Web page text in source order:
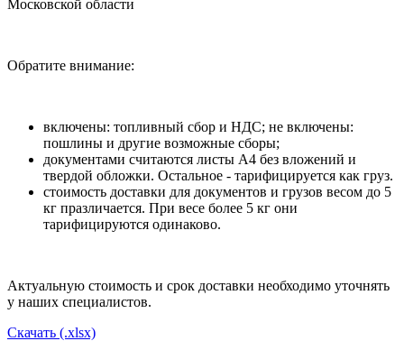
Московской области
Обратите внимание:
включены: топливный сбор и НДС; не включены:
пошлины и другие возможные сборы;
документами считаются листы А4 без вложений и
твердой обложки. Остальное - тарифицируется как груз.
стоимость доставки для документов и грузов весом до 5
кг празличается. При весе более 5 кг они
тарифицируются одинаково.
Актуальную стоимость и срок доставки необходимо уточнять
у наших специалистов.
Скачать (.xlsx)